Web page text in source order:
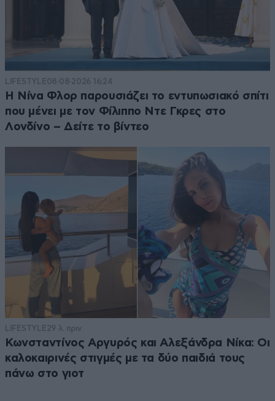
LIFESTYLE08·08·2026 16:24
Η Νίνα Φλορ παρουσιάζει το εντυπωσιακό σπίτι
που μένει με τον Φίλιππο Ντε Γκρες στο
Λονδίνο – Δείτε το βίντεο
LIFESTYLE 29 λ. πριν
Κωνσταντίνος Αργυρός και Αλεξάνδρα Νίκα: Οι
καλοκαιρινές στιγμές με τα δύο παιδιά τους
πάνω στο γιοτ